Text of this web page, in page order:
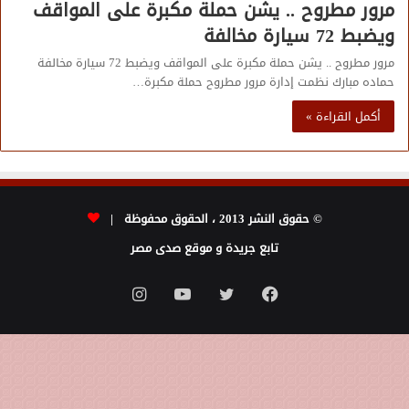
مرور مطروح .. يشن حملة مكبرة على المواقف
ويضبط 72 سيارة مخالفة
مرور مطروح .. يشن حملة مكبرة على المواقف ويضبط 72 سيارة مخالفة
حماده مبارك نظمت إدارة مرور مطروح حملة مكبرة…
أكمل القراءة »
© حقوق النشر 2013 ، الحقوق محفوظة |
تابع جريدة و موقع صدى مصر
فيسبوك تويتر يوتيوبانستقرام